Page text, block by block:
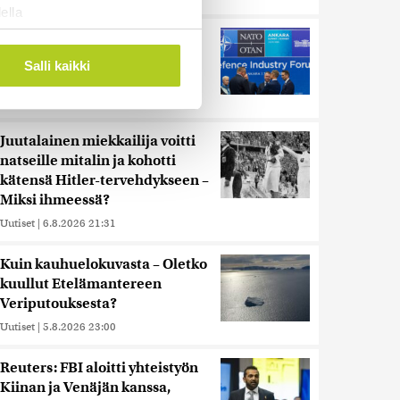
. Voit muuttaa
alan
tietoja muihin tietoihin, joita
siirtää ulkomaille.
Salli kaikki
vuosikymmenen jäljessä
Juutalainen miekkailija voitti
natseille mitalin ja kohotti
kätensä Hitler-tervehdykseen –
Miksi ihmeessä?
Uutiset | 6.8.2026 21:31
Kuin kauhuelokuvasta – Oletko
kuullut Etelämantereen
Veriputouksesta?
Uutiset | 5.8.2026 23:00
Reuters: FBI aloitti yhteistyön
Kiinan ja Venäjän kanssa,